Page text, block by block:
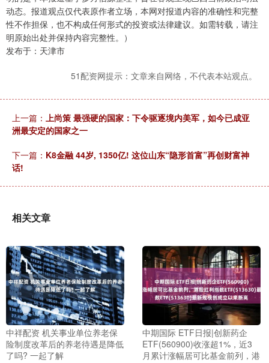
动态。报道观点仅代表原作者立场，本网对报道内容的准确性和完整
性不作担保，也不构成任何形式的投资或法律建议。如需转载，请注
明原始出处并保持内容完整性。）
发布于：天津市
51配资网提示：文章来自网络，不代表本站观点。
上一篇： 上尚策 最强硬的国家：下令驱逐境内美军，如今已成亚
洲最安定的国家之一
下一篇： K8金融 44岁, 1350亿! 这位山东“隐形首富”再创财富神
话!
相关文章
中祥配资 机关事业单位养老保
险制度改革后的养老待遇是降低
了吗? 一起了解
中期国际 ETF日报|创新药企
ETF(560900)收涨超1%，近3
月累计涨幅居可比基金前列，港